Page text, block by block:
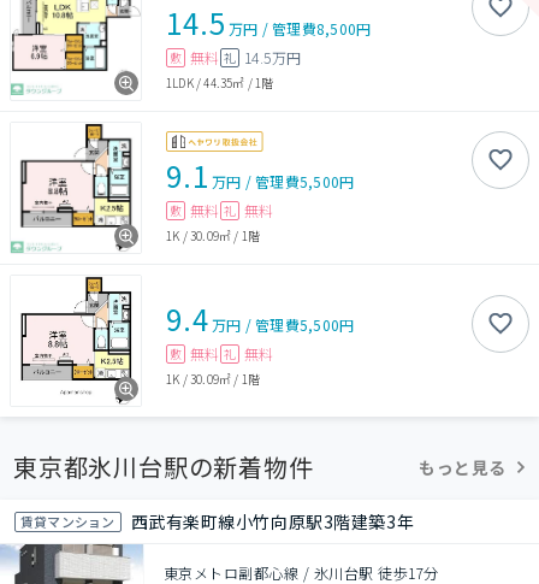
14.5 万円 /管理費8,500円
敷 無料 礼 14.5万円
1LDK/44.35㎡ /1階
9.1 万円 /管理費5,500円
敷 無料 礼 無料
1K /30.09㎡ / 1階
9.4万円 /管理費5,500円
敷 無料 礼 無料
1K /30.09㎡ / 1階
東京都氷川台駅の新着物件 もっと見る
賃貸マンション 西武有楽町線小竹向原駅3階建築3年
東京メトロ副都心線 / 氷川台駅 徒歩17分